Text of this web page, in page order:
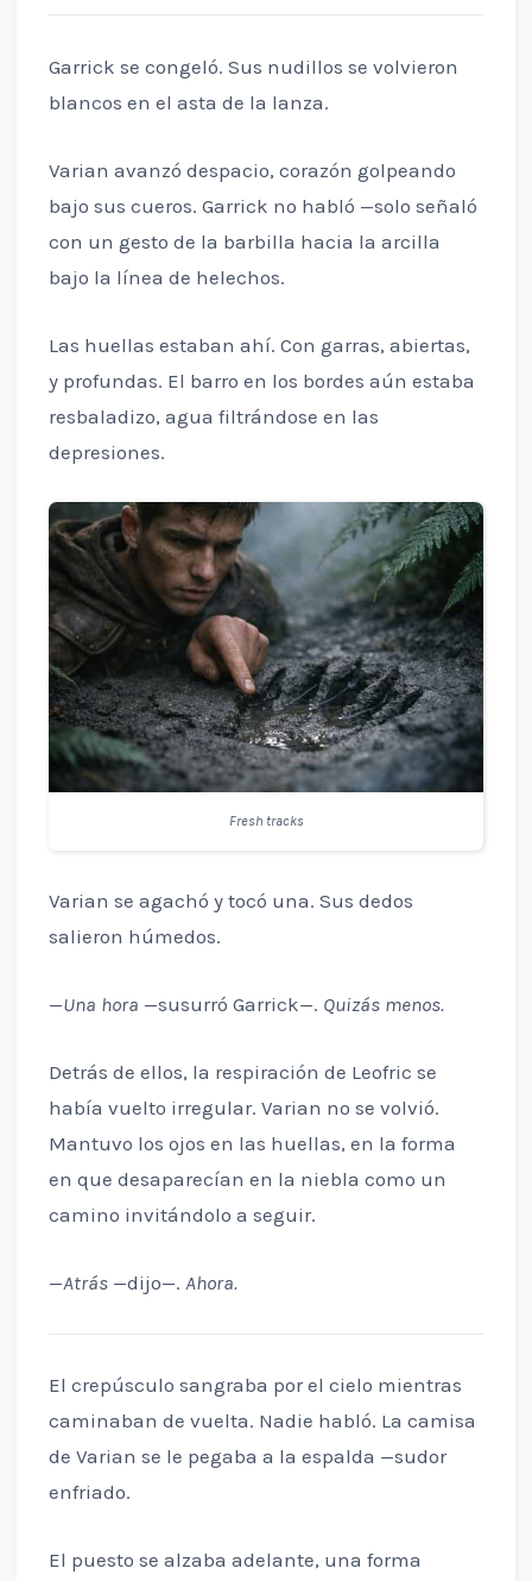
Garrick se congeló. Sus nudillos se volvieron
blancos en el asta de la lanza.
Varian avanzó despacio, corazón golpeando
bajo sus cueros. Garrick no habló —solo señaló
con un gesto de la barbilla hacia la arcilla
bajo la línea de helechos.
Las huellas estaban ahí. Con garras, abiertas,
y profundas. El barro en los bordes aún estaba
resbaladizo, agua filtrándose en las
depresiones.
Fresh tracks
Varian se agachó y tocó una. Sus dedos
salieron húmedos.
—Una hora —susurró Garrick—. Quizás menos.
Detrás de ellos, la respiración de Leofric se
había vuelto irregular. Varian no se volvió.
Mantuvo los ojos en las huellas, en la forma
en que desaparecían en la niebla como un
camino invitándolo a seguir.
—Atrás—dijo—. Ahora.
El crepúsculo sangraba por el cielo mientras
caminaban de vuelta. Nadie habló. La camisa
de Varian se le pegaba a la espalda —sudor
enfriado.
El puesto se alzaba adelante, una forma